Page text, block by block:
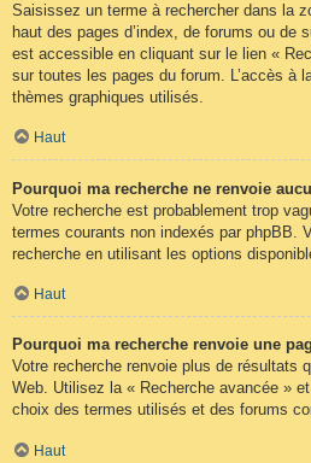
Saisissez un terme à rechercher dans la
haut des pages d’index, de forums ou de
est accessible en cliquant sur le lien «
sur toutes les pages du forum. L’accès à
thèmes graphiques utilisés.
Haut
Pourquoi ma recherche ne renvoie
Votre recherche est probablement trop
termes courants non indexés par phpBB.
recherche en utilisant les options
Haut
Pourquoi ma recherche renvoie une
Votre recherche renvoie plus de résultats
Web. Utilisez la « Recherche avancée »
choix des termes utilisés et des forums
Haut